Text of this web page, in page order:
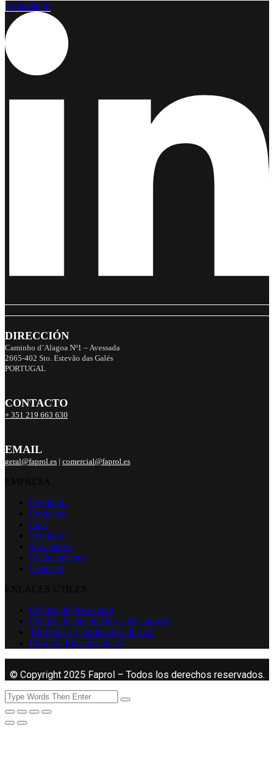
Linkedin-in
DIRECCIÓN
Caminho d’Alagoa Nº1 – Avessada
2665-402 Sto. Estevão das Galés
PORTUGAL
CONTACTO
+ 351 219 663 630
EMAIL
geral@faprol.es comercial@faprol.es
FAPROL
Productos
Inox
Servicios
Novedades
Reclutamiento
Contacto
Política de Privacidad
Política de Devolución y Reembolso
Términos y Condiciones de Uso
Libro de Reclamaciones
© Copyright 2025 Faprol – Todos los derechos reservados.